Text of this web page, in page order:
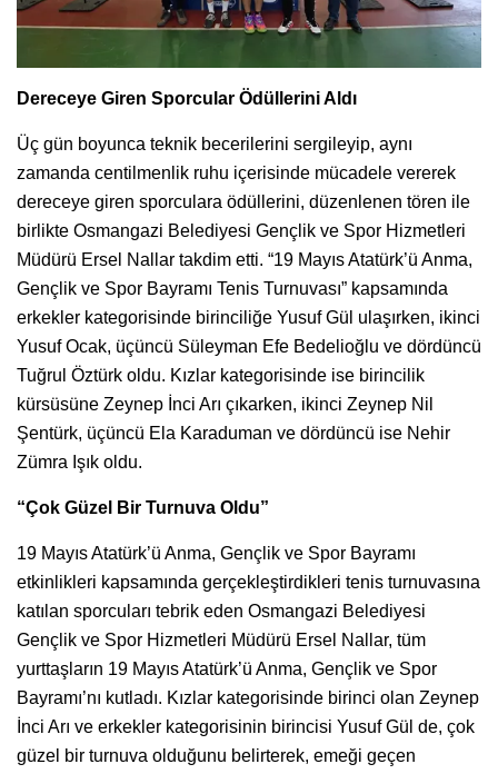
Dereceye Giren Sporcular Ödüllerini Aldı
Üç gün boyunca teknik becerilerini sergileyip, aynı
zamanda centilmenlik ruhu içerisinde mücadele vererek
dereceye giren sporculara ödüllerini, düzenlenen tören ile
birlikte Osmangazi Belediyesi Gençlik ve Spor Hizmetleri
Müdürü Ersel Nallar takdim etti. “19 Mayıs Atatürk’ü Anma,
Gençlik ve Spor Bayramı Tenis Turnuvası” kapsamında
erkekler kategorisinde birinciliğe Yusuf Gül ulaşırken, ikinci
Yusuf Ocak, üçüncü Süleyman Efe Bedelioğlu ve dördüncü
Tuğrul Öztürk oldu. Kızlar kategorisinde ise birincilik
kürsüsüne Zeynep İnci Arı çıkarken, ikinci Zeynep Nil
Şentürk, üçüncü Ela Karaduman ve dördüncü ise Nehir
Zümra Işık oldu.
“Çok Güzel Bir Turnuva Oldu”
19 Mayıs Atatürk’ü Anma, Gençlik ve Spor Bayramı
etkinlikleri kapsamında gerçekleştirdikleri tenis turnuvasına
katılan sporcuları tebrik eden Osmangazi Belediyesi
Gençlik ve Spor Hizmetleri Müdürü Ersel Nallar, tüm
yurttaşların 19 Mayıs Atatürk’ü Anma, Gençlik ve Spor
Bayramı’nı kutladı. Kızlar kategorisinde birinci olan Zeynep
İnci Arı ve erkekler kategorisinin birincisi Yusuf Gül de, çok
güzel bir turnuva olduğunu belirterek, emeği geçen